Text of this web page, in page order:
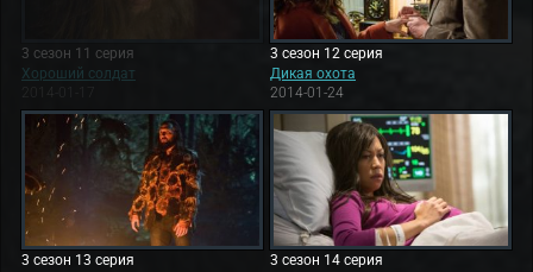
3 сезон 11 серия
Хороший солдат
2014-01-17
3 сезон 12 серия
Дикая охота
2014-01-24
3 сезон 13 серия 3 сезон 14 серия